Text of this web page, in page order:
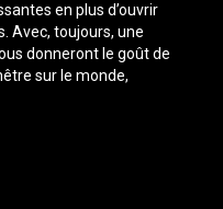
en plus d’ouvrir
Avec, toujours, une
donneront le goût de
sur le monde,